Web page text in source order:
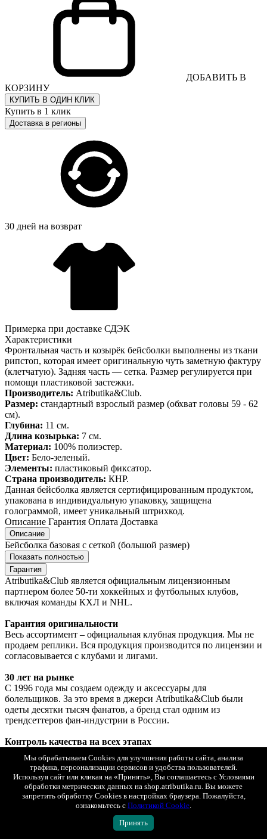
ДОБАВИТЬ В
КОРЗИНУ
КУПИТЬ В ОДИН КЛИК
Купить в 1 клик
Доставка в регионы
30 дней на возврат
Примерка при доставке СДЭК
Характеристики
Фронтальная часть и козырёк бейсболки выполнены из ткани
рипстоп, которая имеет оригинальную чуть заметную фактуру
(клетчатую). Задняя часть — сетка. Размер регулируется при
помощи пластиковой застежки.
Производитель: Atributika&Club.
Размер: стандартный взрослый размер (обхват головы 59 - 62
см).
Глубина: 11 см.
Длина козырька: 7 см.
Материал: 100% полиэстер.
Цвет: Бело-зеленый.
Элементы: пластиковый фиксатор.
Страна производитель: КНР.
Данная бейсболка является сертифицированным продуктом,
упакована в индивидуальную упаковку, защищена
голограммой, имеет уникальный штрихкод.
Описание Гарантия Оплата Доставка
Описание
Бейсболка базовая с сеткой (большой размер)
Показать полностью
Гарантия
Atributika&Club является официальным лицензионным
партнером более 50-ти хоккейных и футбольных клубов,
включая команды КХЛ и NHL.
Гарантия оригинальности
Весь ассортимент – официальная клубная продукция. Мы не
продаем реплики. Вся продукция производится по лицензии и
согласовывается с клубами и лигами.
30 лет на рынке
С 1996 года мы создаем одежду и аксессуары для
болельщиков. За это время в джерси Atributika&Club были
одеты десятки тысяч фанатов, а бренд стал одним из
трендсеттеров фан-индустрии в России.
Контроль качества на всех этапах
технологии производства. Каждое изделие проходит контроль
качества перед поступлением в продажу.
Помощь при оформлении заказа
Мы всегда готовы проконсультировать по ассортименту,
помочь подобрать подходящий размер, ответить на любые
вопросы о нанесении, доставке и оплате. Вы можете связаться
Мы обрабатываем Cookies для улучшения работы сайта, анализа
трафика, персонализации сервисов и удобства пользователей.
Используя сайт или кликая на «Принять», Вы соглашаетесь с Условиями
обработки метрических данных на shop.atributika.ru. Вы можете
запретить обработку Cookies в настройках браузера. Пожалуйста,
ознакомьтесь с Политикой Cookie.
Принять